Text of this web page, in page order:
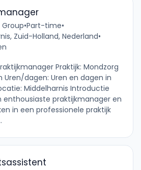
•Part-time•
Zuid-Holland, Nederland•
Praktijk: Mondzorg
Uren/dagen: Uren en dagen in
Middelharnis Introductie
enthousiaste praktijkmanager en
in een professionele praktijk